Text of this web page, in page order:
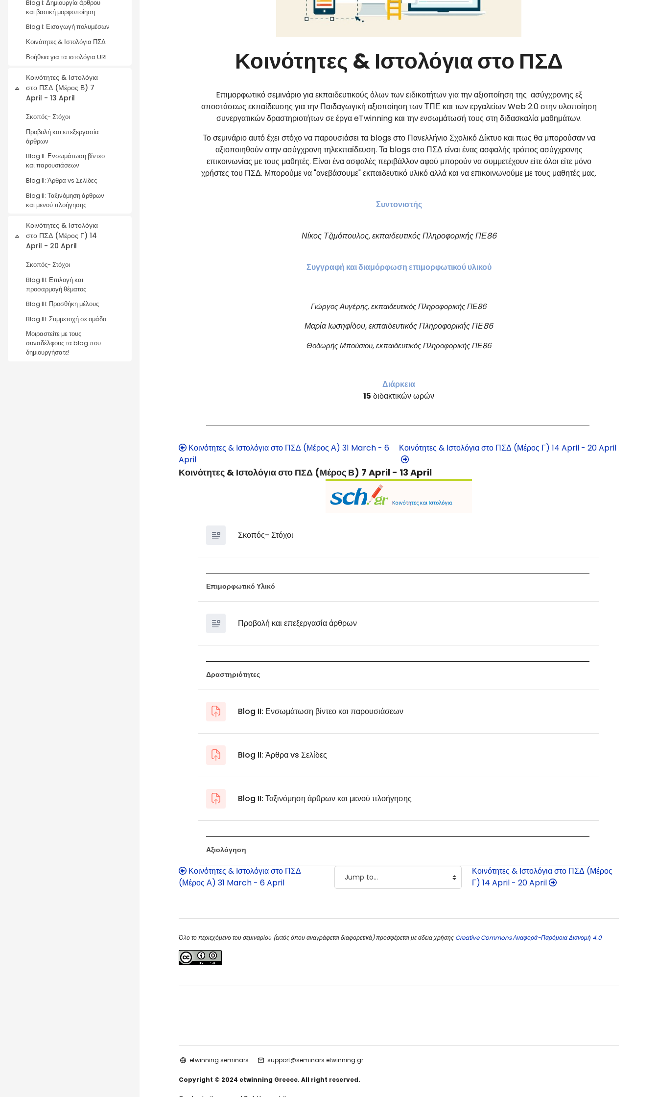
Blog I: Δημιουργία άρθρου
και βασική μορφοποίηση
Blog I: Εισαγωγή πολυμέσων
Κοινότητες & Ιστολόγια ΠΣΔ
Βοήθεια για τα ιστολόγια URL
Collapse
Κοινότητες & Ιστολόγια
στο ΠΣΔ (Μέρος Β) 7
April - 13 April
Σκοπός- Στόχοι
Προβολή και επεξεργασία
άρθρων
Blog II: Ενσωμάτωση βίντεο
και παρουσιάσεων
Blog II: Άρθρα vs Σελίδες
Blog II: Ταξινόμηση άρθρων
και μενού πλοήγησης
Collapse
Κοινότητες & Ιστολόγια
στο ΠΣΔ (Μέρος Γ) 14
April - 20 April
Σκοπός- Στόχοι
Blog III: Επιλογή και
προσαρμογή θέματος
Blog III: Προσθήκη μέλους
Blog III: Συμμετοχή σε ομάδα
Μοιραστείτε με τους
συναδέλφους τα blog που
δημιουργήσατε!
Κοινότητες & Ιστολόγια στο ΠΣΔ
Eπιμορφωτικό σεμινάριο για εκπαιδευτικούς όλων των ειδικοτήτων για την αξιοποίηση της ασύγχρονης εξ
αποστάσεως εκπαίδευσης για την Παιδαγωγική αξιοποίηση των ΤΠΕ και των εργαλείων Web 2.0 στην υλοποίηση
συνεργατικών δραστηριοτήτων σε έργα eTwinning και την ενσωμάτωσή τους στη διδασκαλία μαθημάτων.
Το σεμινάριο αυτό έχει στόχο να παρουσιάσει τα blogs στο Πανελλήνιο Σχολικό Δίκτυο και πως θα μπορούσαν να
αξιοποιηθούν στην ασύγχρονη τηλεκπαίδευση. Τα blogs στο ΠΣΔ είναι ένας ασφαλής τρόπος ασύγχρονης
επικοινωνίας με τους μαθητές. Είναι ένα ασφαλές περιβάλλον αφού μπορούν να συμμετέχουν είτε όλοι είτε μόνο
χρήστες του ΠΣΔ. Μπορούμε να "ανεβάσουμε" εκπαιδευτικό υλικό αλλά και να επικοινωνούμε με τους μαθητές μας.
Συντονιστής
Νίκος Τζιμόπουλος, εκπαιδευτικός Πληροφορικής ΠΕ86
Συγγραφή και διαμόρφωση επιμορφωτικού υλικού
Γιώργος Αυγέρης,εκπαιδευτικόςΠληροφορικής ΠΕ86
Μαρία Ιωσηφίδου,εκπαιδευτικόςΠληροφορικής ΠΕ86
Θοδωρής Μπούσιου,εκπαιδευτικόςΠληροφορικής ΠΕ86
Διάρκεια
15 διδακτικών ωρών
Κοινότητες & Ιστολόγια στο ΠΣΔ (Μέρος Α) 31 March - 6
April
Κοινότητες & Ιστολόγια στο ΠΣΔ (Μέρος Γ) 14 April - 20 April
Κοινότητες & Ιστολόγια στο ΠΣΔ (Μέρος Β) 7 April - 13 April
Σκοπός- Στόχοι
Επιμορφωτικό Υλικό
Προβολή και επεξεργασία άρθρων
Δραστηριότητες
Blog II: Ενσωμάτωση βίντεο και παρουσιάσεων
Blog II: Άρθρα vs Σελίδες
Blog II: Ταξινόμηση άρθρων και μενού πλοήγησης
Αξιολόγηση
Κοινότητες & Ιστολόγια στο ΠΣΔ
(Μέρος Α) 31 March - 6 April
Κοινότητες & Ιστολόγια στο ΠΣΔ (Μέρος
Γ) 14 April - 20 April
Όλο το περιεχόμενο του σεμιναρίου (εκτός όπου αναγράφεται διαφορετικά) προσφέρεται με αδεια χρήσης Creative Commons Αναφορά-Παρόμοια Διανομή 4.0
etwinning seminars support@seminars.etwinning.gr
Copyright © 2024 etwinning Greece. All right reserved.